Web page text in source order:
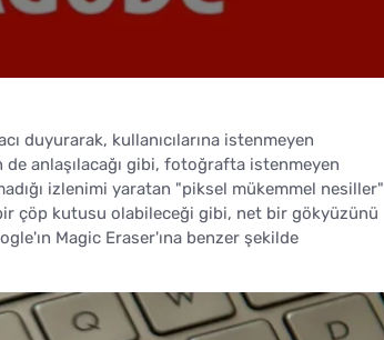
duyurarak, kullanıcılarına istenmeyen
anlaşılacağı gibi, fotoğrafta istenmeyen
izlenimi yaratan "piksel mükemmel nesiller"
çöp kutusu olabileceği gibi, net bir gökyüzünü
Magic Eraser'ına benzer şekilde